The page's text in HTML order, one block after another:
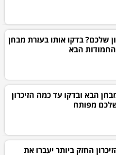
שלכם? בדקו אותו בעזרת מבחן
הבא
הבא ובדקו עד כמה הזיכרון
מפותח
החזק ביותר יעברו את